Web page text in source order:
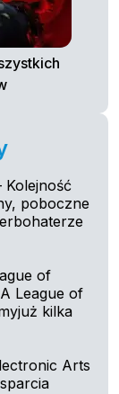
Kolejność
poboczne
of
League of
kilka
Arts